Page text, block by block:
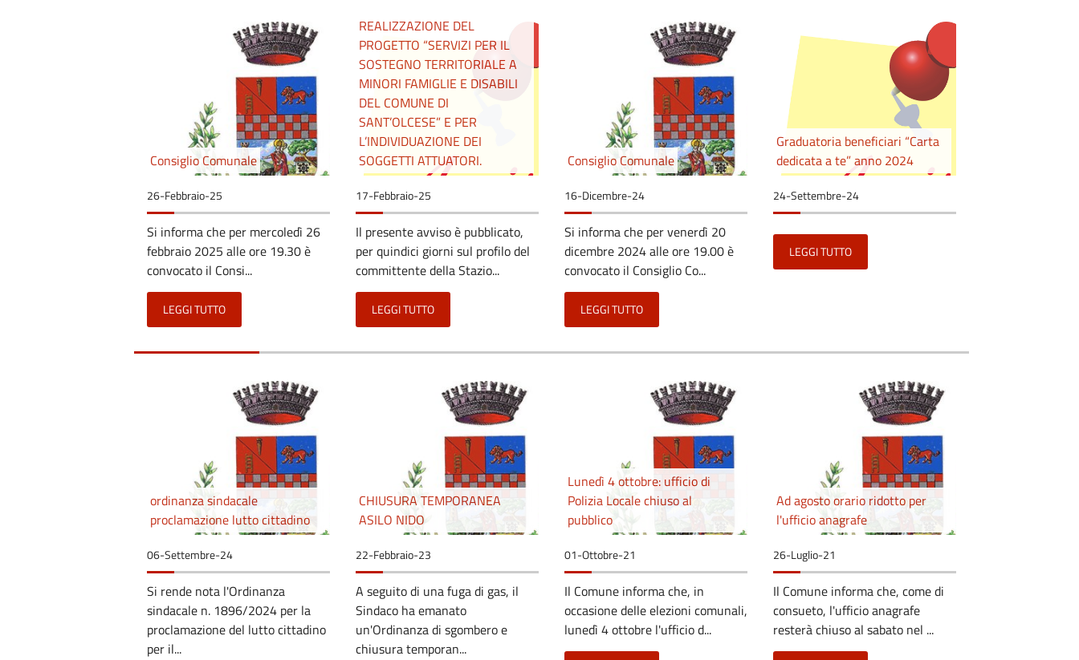
Consiglio Comunale
26-Febbraio-25
Si informa che per mercoledì 26
febbraio 2025 alle ore 19.30 è
convocato il Consi...
LEGGI TUTTO
REALIZZAZIONE DEL
PROGETTO “SERVIZI PER IL
SOSTEGNO TERRITORIALE A
MINORI FAMIGLIE E DISABILI
DEL COMUNE DI
SANT’OLCESE” E PER
L’INDIVIDUAZIONE DEI
SOGGETTI ATTUATORI.
17-Febbraio-25
Il presente avviso è pubblicato,
per quindici giorni sul profilo del
committente della Stazio...
LEGGI TUTTO
Consiglio Comunale
16-Dicembre-24
Si informa che per venerdì 20
dicembre 2024 alle ore 19.00 è
convocato il Consiglio Co...
LEGGI TUTTO
Graduatoria beneficiari “Carta
dedicata a te” anno 2024
24-Settembre-24
LEGGI TUTTO
ordinanza sindacale
proclamazione lutto cittadino
06-Settembre-24
Si rende nota l'Ordinanza
sindacale n. 1896/2024 per la
proclamazione del lutto cittadino
per il...
CHIUSURA TEMPORANEA
ASILO NIDO
22-Febbraio-23
A seguito di una fuga di gas, il
Sindaco ha emanato
un'Ordinanza di sgombero e
chiusura temporan...
Lunedì 4 ottobre: ufficio di
Polizia Locale chiuso al
pubblico
01-Ottobre-21
Il Comune informa che, in
occasione delle elezioni comunali,
lunedì 4 ottobre l'ufficio d...
Ad agosto orario ridotto per
l'ufficio anagrafe
26-Luglio-21
Il Comune informa che, come di
consueto, l'ufficio anagrafe
resterà chiuso al sabato nel ...